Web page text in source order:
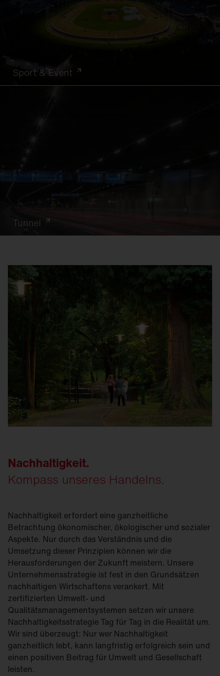
Sport & Event
Tunnel
Nachhaltigkeit.
Kompass unseres Handelns.
Nachhaltigkeit erfordert eine ganzheitliche
Betrachtung ökonomischer, ökologischer und sozialer
Aspekte. Nur durch das Verständnis und die
Umsetzung dieser Prinzipien können wir die
Herausforderungen der Zukunft meistern. Unsere
Unternehmensstrategie ist fest in den Grundsätzen
nachhaltigen Wirtschaftens verankert. Mit
zertifizierten Umwelt- und
Qualitätsmanagementsystemen setzen wir unsere
Nachhaltigkeitsstrategie Tag für Tag in die Realität um.
Wir sind überzeugt: Nur wer Nachhaltigkeit
ganzheitlich lebt, kann langfristig erfolgreich sein und
einen positiven Beitrag für Umwelt und Gesellschaft
leisten.